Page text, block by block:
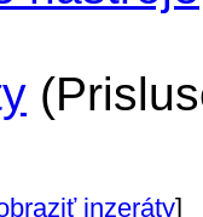
inzeráty]